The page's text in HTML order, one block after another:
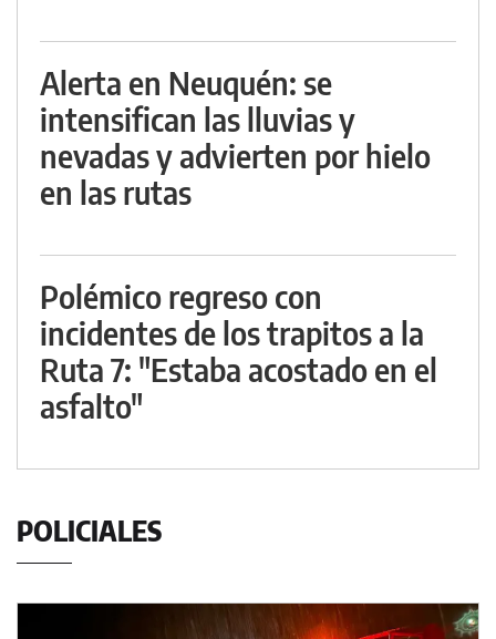
Alerta en Neuquén: se
intensifican las lluvias y
nevadas y advierten por hielo
en las rutas
Polémico regreso con
incidentes de los trapitos a la
Ruta 7: "Estaba acostado en el
asfalto"
POLICIALES